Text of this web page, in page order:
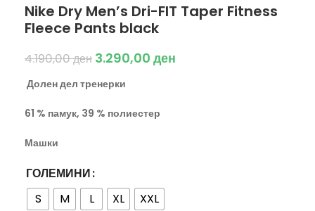
Nike Dry Men’s Dri-FIT Taper Fitness
Fleece Pants black
4.190,00ден 3.290,00 ден
Долен дел тренерки
61 % памук, 39 % полиестер
Машки
ГОЛЕМИНИ
S
M L XL XXL